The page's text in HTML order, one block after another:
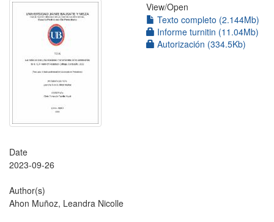
View/Open
Texto completo (2.144Mb)
Informe turnitin (11.04Mb)
Autorización (334.5Kb)
Date
2023-09-26
Author(s)
Ahon Muñoz, Leandra Nicolle